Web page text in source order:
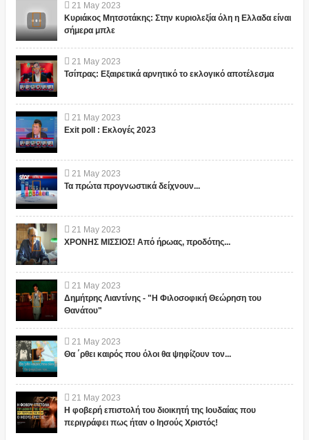
21 May 2023
Κυριάκος Μητσοτάκης: Στην κυριολεξία όλη η Ελλαδα είναι
σήμερα μπλε
21 May 2023
Τσίπρας: Εξαιρετικά αρνητικό το εκλογικό αποτέλεσμα
21 May 2023
Exit poll : Εκλογές 2023
21 May 2023
Τα πρώτα προγνωστικά δείχνουν...
21 May 2023
ΧΡΟΝΗΣ ΜΙΣΣΙΟΣ! Από ήρωας, προδότης...
21 May 2023
Δημήτρης Λιαντίνης - "Η Φιλοσοφική Θεώρηση του
Θανάτου"
21 May 2023
Θα ΄ρθει καιρός που όλοι θα ψηφίζουν τον...
21 May 2023
Η φοβερή επιστολή του διοικητή της Ιουδαίας που
περιγράφει πως ήταν ο Ιησούς Χριστός!